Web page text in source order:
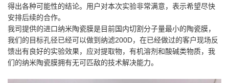
得出各种可能性的结论。用户对本次实验非常满意，表示希望尽快
安排后续的合作。
我司提供的进口纳米陶瓷膜是目前国内切割分子量最小的陶瓷膜，
我们的目标孔径已经可以做到纳滤200D，在已经做过的客户现场反
馈出有良好的实验效果，应对提取物，有机溶剂和酸碱类物质，我
们的纳米陶瓷膜拥有无可匹敌的技术解决能力。